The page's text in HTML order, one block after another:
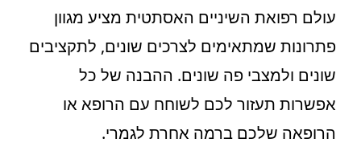
עולם רפואת השיניים האסתטית מציע מגוון
פתרונות שמתאימים לצרכים שונים, לתקציבים
שונים ולמצבי פה שונים. ההבנה של כל
אפשרות תעזור לכם לשוחח עם הרופא או
הרופאה שלכם ברמה אחרת לגמרי.